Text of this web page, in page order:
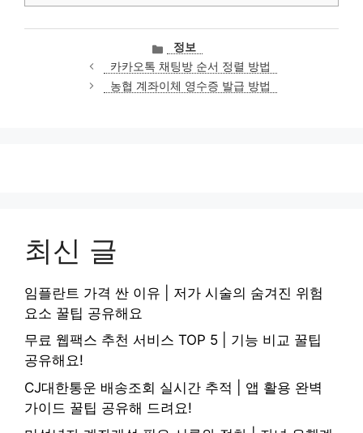
카
테
고
리
정보
카카오톡 채팅방 순서 정렬 방법
농협 계좌이체 영수증 발급 방법
최신 글
임플란트 가격 싼 이유 | 저가 시술의 숨겨진 위험
요소 꿀팁 공유해요
무료 웹팩스 추천 서비스 TOP 5 | 기능 비교 꿀팁
공유해요!
CJ대한통운 배송조회 실시간 추적 | 앱 활용 완벽
가이드 꿀팁 공유해 드려요!